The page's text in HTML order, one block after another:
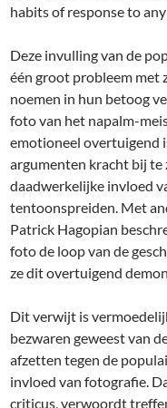
habits of response to
Deze invulling van de
één groot probleem met
noemen in hun betoog
foto van het napalm-
emotioneel overtuigend
argumenten kracht bij
daadwerkelijke invloed
tentoonspreiden. Met
Patrick Hagopian
foto de loop van de
ze dit overtuigend
Dit verwijt is
bezwaren geweest van
afzetten tegen de
invloed van fotografie.
criticus, verwoordt